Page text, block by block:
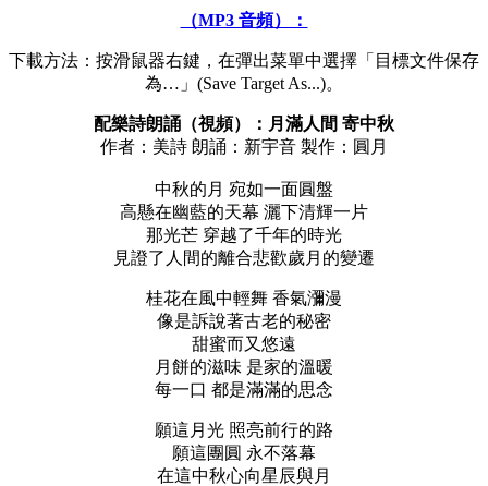
（MP3 音頻）：
下載方法：按滑鼠器右鍵，在彈出菜單中選擇「目標文件保存
為…」(Save Target As...)。
配樂詩朗誦（視頻）：月滿人間 寄中秋
作者：美詩 朗誦：新宇音 製作：圓月
中秋的月 宛如一面圓盤
高懸在幽藍的天幕 灑下清輝一片
那光芒 穿越了千年的時光
見證了人間的離合悲歡歲月的變遷
桂花在風中輕舞 香氣瀰漫
像是訴說著古老的秘密
甜蜜而又悠遠
月餅的滋味 是家的溫暖
每一口 都是滿滿的思念
願這月光 照亮前行的路
願這團圓 永不落幕
在這中秋心向星辰與月